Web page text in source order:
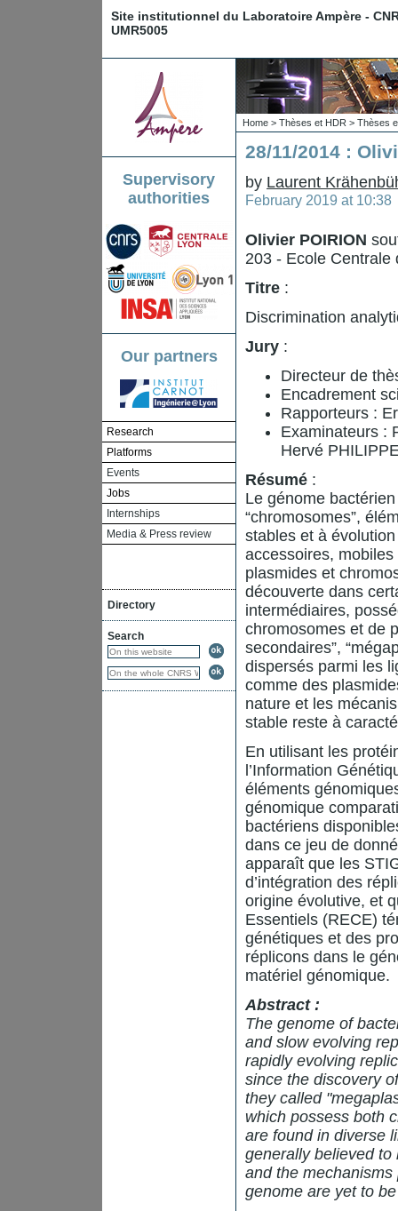
Site institutionnel du Laboratoire Ampère -
UMR5005
Supervisory
authorities
Our partners
Research
Platforms
Events
Jobs
Internships
Media & Press review
Directory
Search
Home > Thèses et HDR > Thèses
28/11/2014 :
by Laurent
February 2019 at 10:38
Olivier POIRION
203 - Ecole Centrale
Titre :
Discrimination
Jury :
Directeur de
Encadrement
Rapporteurs :
Examinateurs :
Hervé
Résumé :
Le génome
“chromosomes”,
stables et à
accessoires,
plasmides et
découverte dans
intermédiaires,
chromosomes et de
secondaires”,
dispersés parmi les
comme des
nature et les
stable reste à
En utilisant les
l’Information
éléments
génomique
bactériens
dans ce jeu de
apparaît que les
d’intégration des
origine évolutive, et
Essentiels (RECE)
génétiques et des
réplicons dans le
matériel génomique.
Abstract :
The genome of
and slow evolving
rapidly evolving
since the discovery
they called
which possess both
are found in diverse
generally believed to
and the
genome are yet to